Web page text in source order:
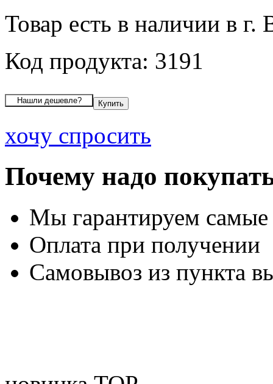
Товар есть в наличии в г.
Код продукта: 3191
хочу спросить
Почему надо
Мы гарантируем
Оплата при получении
Самовывоз из пункта